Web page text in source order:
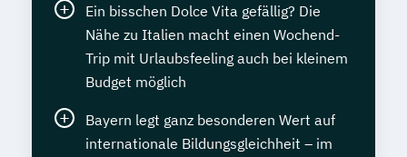
Ein bisschen Dolce Vita gefällig? Die
Nähe zu Italien macht einen Wochend-
Trip mit Urlaubsfeeling auch bei kleinem
Budget möglich
Bayern legt ganz besonderen Wert auf
internationale Bildungsgleichheit – im